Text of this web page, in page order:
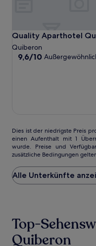
Quality
Aparthotel
Quiberon
Quality Aparthotel
Quality Aparthotel
Quiberon
9.6
9,6/10
Dies
ist
der
niedrigste
Preis
pro
Nacht,
letzten
24 Stunden
für
Dies ist der niedrigste Preis
einen Aufenthalt mit 1
wurde. Preise und
zusätzliche Bedingungen
Alle Unterkünfte
Top-
Quiberon